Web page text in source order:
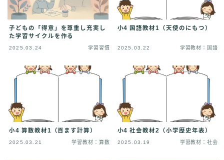
子どもの「得意」を尊重し充実し
た学習サイクルを作る
2025.03.24 学習習慣
小4 国語教材1（天使のにもつ）
2025.03.22 学習教材：国語
小4 算数教材1（百ます計算）
2025.03.21 学習教材：算数
小4 社会教材2（小学歴史年表）
2025.03.19 学習教材：社会